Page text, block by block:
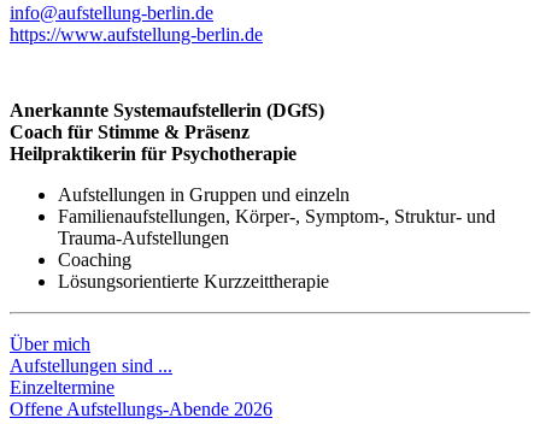
info@aufstellung-berlin.de
https://www.aufstellung-berlin.de
Anerkannte Systemaufstellerin (DGfS)
Coach für Stimme & Präsenz
Heilpraktikerin für Psychotherapie
Aufstellungen in Gruppen und einzeln
Familienaufstellungen, Körper-, Symptom-, Struktur- und
Trauma-Aufstellungen
Coaching
Lösungsorientierte Kurzzeittherapie
Über mich
Aufstellungen sind ...
Einzeltermine
Offene Aufstellungs-Abende 2026